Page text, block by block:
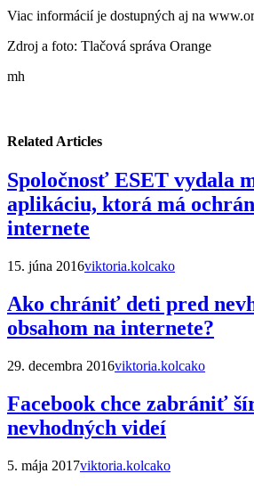
Viac informácií je dostupných aj na
Zdroj a foto: Tlačová správa Orange
mh
Related Articles
Spoločnosť ESET vydala
aplikáciu, ktorá má
internete
15. júna 2016viktoria.kolcako
Ako chrániť deti pred
obsahom na internete?
29. decembra 2016viktoria.kolcako
Facebook chce zabrániť
nevhodných videí
5. mája 2017viktoria.kolcako